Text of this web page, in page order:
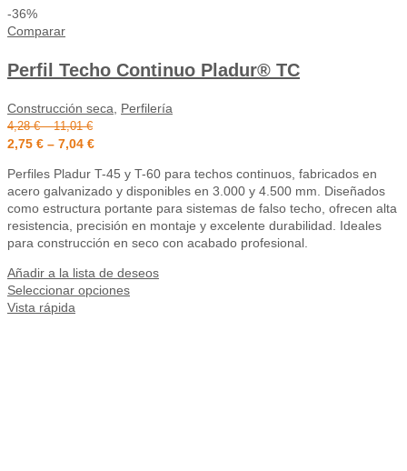
-36%
Comparar
Perfil Techo Continuo Pladur® TC
Construcción seca Perfilería
4,28€–11,01€
2,75 € – 7,04 €
Perfiles Pladur T-45 y T-60 para techos continuos, fabricados en
acero galvanizado y disponibles en 3.000 y 4.500 mm. Diseñados
como estructura portante para sistemas de falso techo, ofrecen alta
resistencia, precisión en montaje y excelente durabilidad. Ideales
para construcción en seco con acabado profesional.
Añadir a la lista de deseos
Seleccionar opciones
Vista rápida